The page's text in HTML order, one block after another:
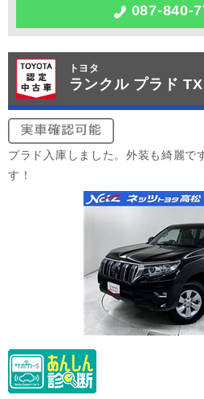
087-840-
トヨタ
ランクル プラド
プラド入庫しました。外装も綺麗で
す！